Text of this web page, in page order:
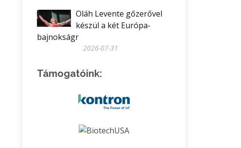
Oláh Levente gőzerővel
készül a két Európa-
bajnokságr
2026-07-31
Támogatóink: